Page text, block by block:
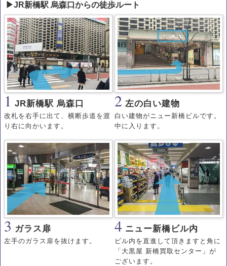
▶JR新橋駅 烏森口からの徒歩ルート
1 JR新橋駅 烏森口
改札を右手に出て、横断歩道を渡
り右に向かいます。
2 左の白い建物
白い建物がニュー新橋ビルです。
中に入ります。
3 ガラス扉
左手のガラス扉を抜けます。
4 ニュー新橋ビル内
ビル内を直進して頂きますと角に
「大黒屋 新橋買取センター」が
ございます。